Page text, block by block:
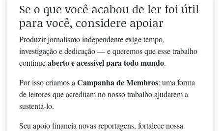
Se o que você acabou de ler foi útil
para você, considere apoiar
Produzir jornalismo independente exige tempo,
investigação e dedicação — e queremos que esse trabalho
continueaberto e acessível para todo mundo.
Por isso criamos a Campanha de Membros: uma forma
de leitores que acreditam no nosso trabalho ajudarem a
sustentá-lo.
Seu apoio financia novas reportagens, fortalece nossa